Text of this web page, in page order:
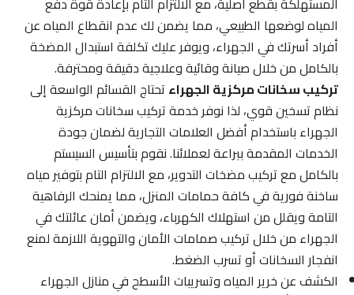
المياه لوضعها الطبيعي، مما يضمن لك عدم انقطاع المياه عن
أفراد أسرتك في الجهراء، ويوفر عليك تكلفة استبدال المضخة
بالكامل من خلال صيانة وقائية وعلاجية دقيقة ومحترفة.
تركيب سخانات مركزية الجهراءتحتاج القسائم الواسعة إلى
نظام تسخين قوي، لذا نوفر خدمة تركيب سخانات مركزية
الجهراء باستخدام أفضل العلامات التجارية لضمان جودة
الخدمات المقدمة ببراعة لعملائنا. نقوم بتأسيس السيستم
بالكامل مع تركيب مضخات التدوير، مع الالتزام التام بتوفير مياه
ساخنة فورية في كافة حمامات المنزل، مما يمنحك الرفاهية
التامة ويقلل من استهلاك الكهرباء، ويضمن أمان عائلتك في
الجهراء من خلال تركيب صمامات الأمان والتهوية اللازمة لمنع
انفجار السخانات أو تسرب الضغط.
الكشف عن خرير المياه وتسريبات الأسطح في منازل الجهراء